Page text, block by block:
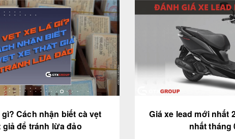
Cách nhận biết cà vẹt
giả để tránh lừa đảo
Giá xe lead mới nhất
nhất tháng